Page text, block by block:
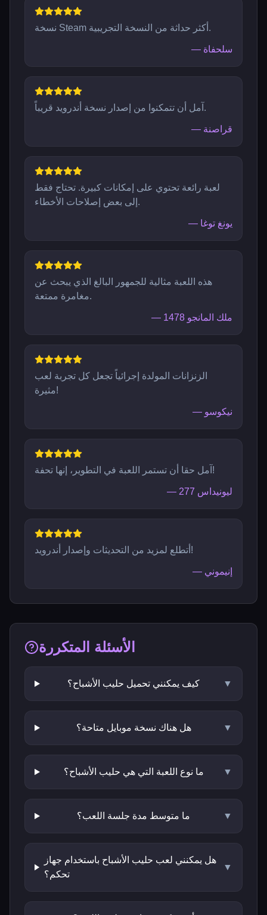
نسخة Steam أكثر حداثة من النسخة التجريبية.
— سلحفاة
آمل أن تتمكنوا من إصدار نسخة أندرويد قريباً.
— قراصنة
لعبة رائعة تحتوي على إمكانات كبيرة. تحتاج فقط
إلى بعض إصلاحات الأخطاء.
— يونغ توغا
هذه اللعبة مثالية للجمهور البالغ الذي يبحث عن
مغامرة ممتعة.
— ملك المانجو 1478
الزنزانات المولدة إجرائياً تجعل كل تجربة لعب
مثيرة!
— نيكوسو
آمل حقا أن تستمر اللعبة في التطوير، إنها تحفة!
— ليونيداس 277
أتطلع لمزيد من التحديثات وإصدار أندرويد!
— إنيموني
الأسئلة المتكررة
كيف يمكنني تحميل حليب الأشباح؟ ▼
هل هناك نسخة موبايل متاحة؟ ▼
ما نوع اللعبة التي هي حليب الأشباح؟ ▼
ما متوسط مدة جلسة اللعب؟ ▼
هل يمكنني لعب حليب الأشباح باستخدام جهاز
تحكم؟
▼